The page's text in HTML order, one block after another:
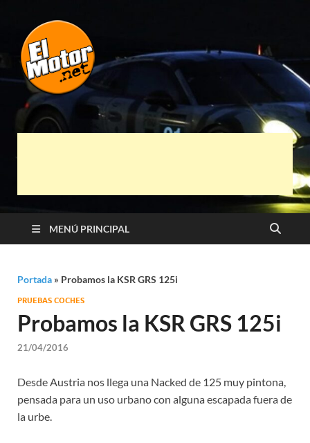
El Motor punto
Net
Automóviles
MENÚ PRINCIPAL
Portada » Probamos la KSR GRS 125i
PRUEBAS COCHES
Probamos la KSR GRS 125i
21/04/2016
Desde Austria nos llega una Nacked de 125 muy pintona,
pensada para un uso urbano con alguna escapada fuera de
la urbe.